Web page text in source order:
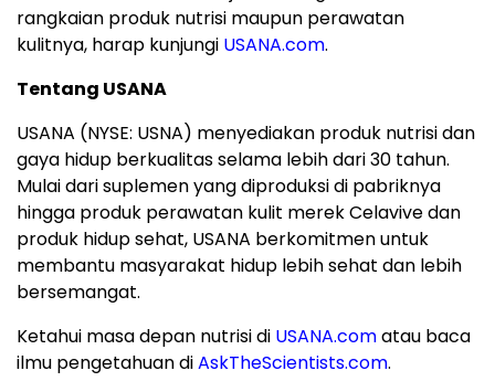
rangkaian produk nutrisi maupun perawatan
kulitnya, harap kunjungi USANA.com.
Tentang USANA
USANA (NYSE: USNA) menyediakan produk nutrisi dan
gaya hidup berkualitas selama lebih dari 30 tahun.
Mulai dari suplemen yang diproduksi di pabriknya
hingga produk perawatan kulit merek Celavive dan
produk hidup sehat, USANA berkomitmen untuk
membantu masyarakat hidup lebih sehat dan lebih
bersemangat.
Ketahui masa depan nutrisi di USANA.comatau baca
ilmu pengetahuan diAskTheScientists.com.